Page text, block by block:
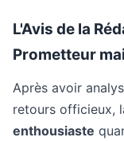
L'Avis de la
Prometteur
Après avoir
retours officieux,
enthousiaste